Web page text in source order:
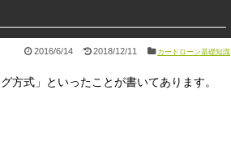
2016/6/14 2018/12/11 カードローン基礎知識
方式」といったことが書いてあります。